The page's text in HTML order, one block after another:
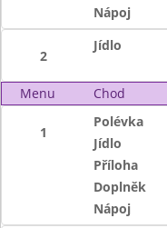
Nápoj
2
Jídlo
Menu Chod
1
Polévka
Jídlo
Příloha
Doplněk
Nápoj